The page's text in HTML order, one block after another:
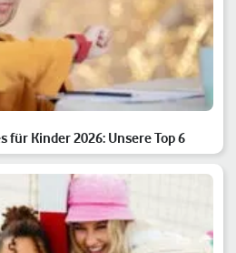
für Kinder 2026: Unsere Top 6